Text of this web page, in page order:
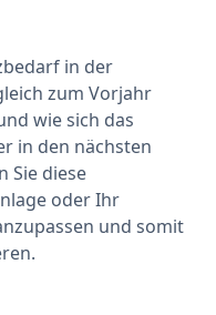
in der
zum Vorjahr
wie sich das
in den nächsten
Sie diese
oder Ihr
und somit